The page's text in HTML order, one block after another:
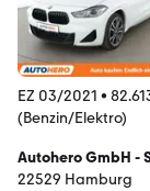
EZ 03/2021 •
(Benzin/Elektro)
Autohero GmbH -
22529 Hamburg